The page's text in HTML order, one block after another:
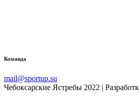
Команда
mail@sportup.su
Чебоксарские Ястребы 2022 |